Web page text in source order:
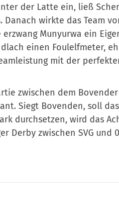
der Latte ein, ließ
wirkte das Team
Munyurwa ein
einen Foulelfmeter,
mit der
zwischen dem Bovender
Siegt Bovenden, soll
durchsetzen, wird das
Derby zwischen SVG und